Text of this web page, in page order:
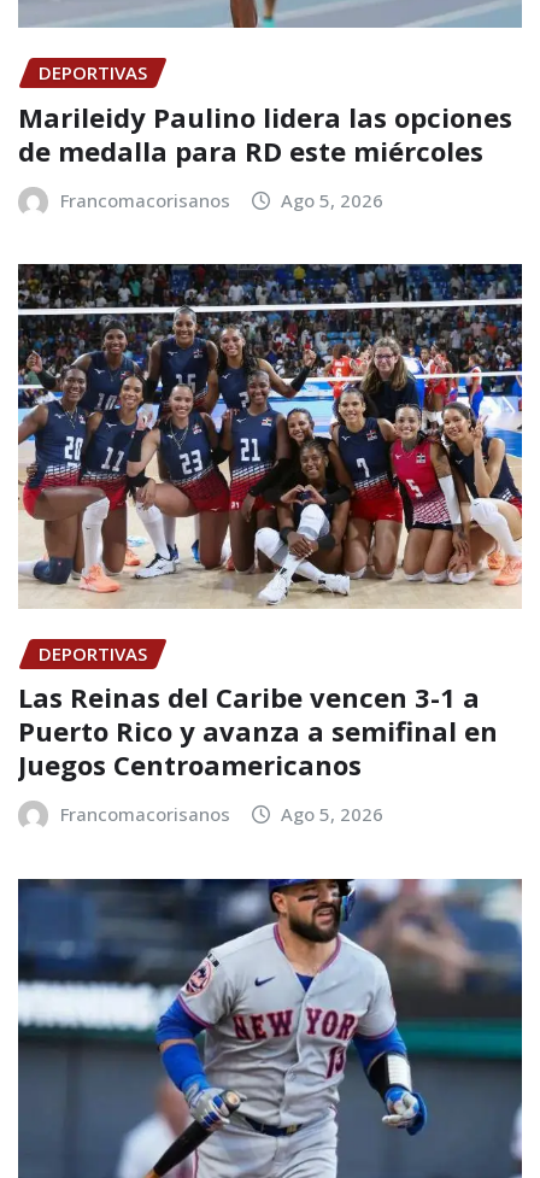
DEPORTIVAS
Marileidy Paulino lidera las opciones
de medalla para RD este miércoles
Francomacorisanos Ago 5, 2026
DEPORTIVAS
Las Reinas del Caribe vencen 3-1 a
Puerto Rico y avanza a semifinal en
Juegos Centroamericanos
Francomacorisanos Ago 5, 2026